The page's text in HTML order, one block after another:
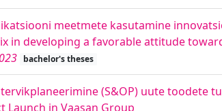
meetmete kasutamine
in developing a favorable attitude
bachelor's theses
(S&OP) uute toodete
Launch in Vaasan Group